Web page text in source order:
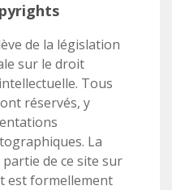
de la législation
sur le droit
Tous
réservés, y
La
de ce site sur
est formellement